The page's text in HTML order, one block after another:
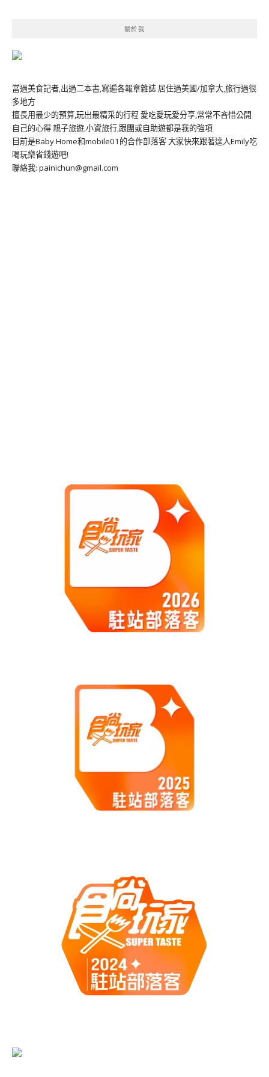
關於我
當過美食記者,出過二本書,寫遍各報章雜誌 居住過美國/加拿大,旅行過很
多地方
擅長用最少的預算,玩出最精采的行程 愛吃愛玩愛分享,常常不吝惜公開
自己的心得 親子旅遊,小資旅行,跟團或自助遊都是我的強項
目前是Baby Home和mobile01的合作部落客 大家快來跟著達人Emily吃
喝玩樂省錢遊吧!
聯絡我: painichun@gmail.com